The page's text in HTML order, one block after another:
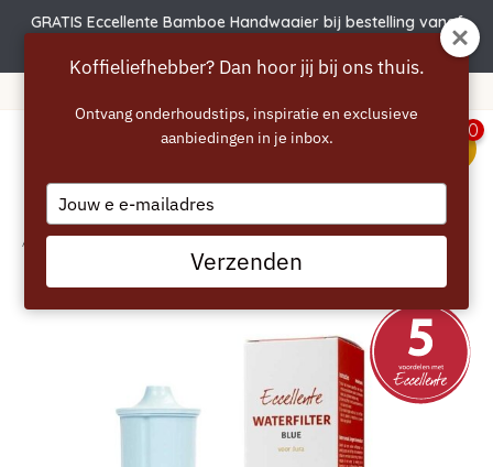
GRATIS Eccellente Bamboe Handwaaier bij bestelling vanaf
0
Accueil
Koffieliefhebber? Dan hoor jij bij ons thuis.
Ontvang onderhoudstips, inspiratie en exclusieve
aanbiedingen in je inbox.
Type
your
email
Verzenden